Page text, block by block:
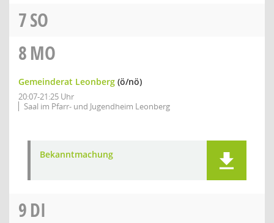
7SO
8MO
Gemeinderat Leonberg (ö/nö)
20:07-21:25 Uhr
Saal im Pfarr- und Jugendheim Leonberg
Bekanntmachung
9DI